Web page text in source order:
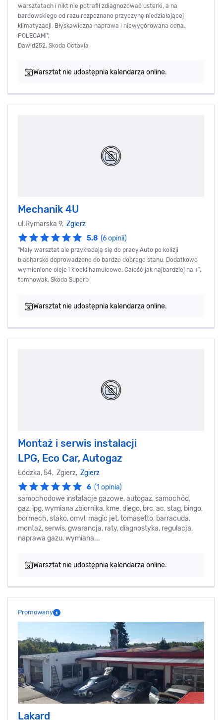
warsztatach i nikt nie potrafił zdiagnozować usterki, a na
bardowskiego od razu rozpoznano przyczynę niedziałającej
klimatyzacji. Błyskawiczna naprawa i niewygórowana cena.
POLECAM!",
Dawid252, Skoda Octavia
Warsztat nie udostępnia kalendarza online.
Mechanik 4U
ul.Rymarska 9, Zgierz
5.8 (6 opinii)
"Mały warsztat ale przykładają się do pracy.Auto po kolizji
blacharsko doprowadzone do bardzo dobrego stanu. Dodatkowo
wymienione oleje i klocki hamulcowe. Całość jak najbardziej na +",
tomnowak, Skoda Superb
Warsztat nie udostępnia kalendarza online.
Montaż i serwis instalacji
LPG, Eco Car, Autogaz
Łódzka, 54, Zgierz, Zgierz
6 (1 opinia)
samochodowe instalacje gazowe, autogaz, samochód,
gaz, lpg, wymiana zbiornika, kme, diego, brc, ac, stag, bingo,
bormech, stako, omvl, magic jet, tomasetto, barracuda,
montaż, serwis, gwarancja, raty, diagnostyka, regulacja,
naprawa gazu, wymiana...
Warsztat nie udostępnia kalendarza online.
Promowany
Lakard